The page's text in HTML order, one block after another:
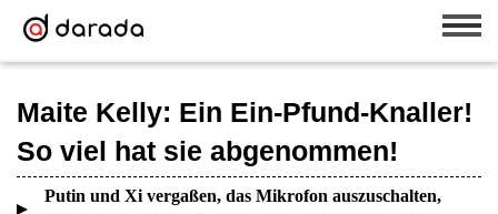
Maite Kelly: Ein Ein-Pfund-Knaller!
So viel hat sie abgenommen!
Putin und Xi vergaßen, das Mikrofon auszuschalten,